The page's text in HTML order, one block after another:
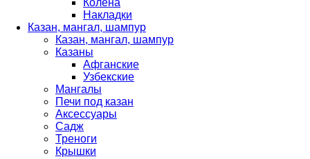
Колена
Накладки
Казан, мангал, шампур
Казан, мангал, шампур
Казаны
Афганские
Узбекские
Мангалы
Печи под казан
Аксессуары
Садж
Треноги
Крышки